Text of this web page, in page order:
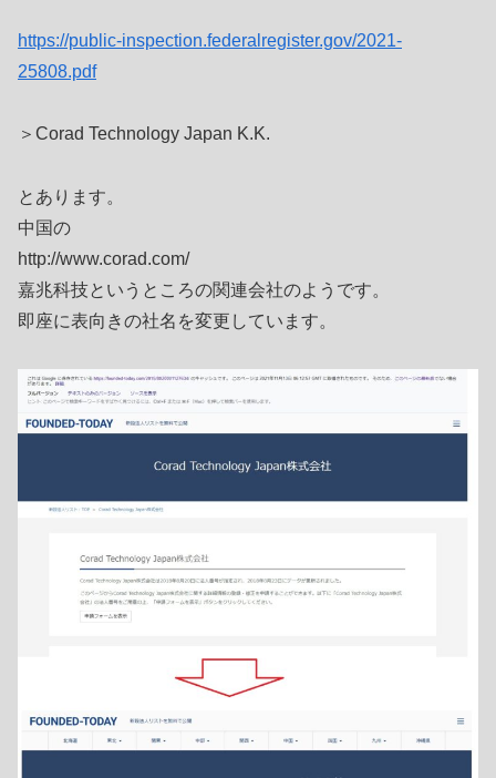
https://public-inspection.federalregister.gov/2021-
25808.pdf
＞Corad Technology Japan K.K.
とあります。
中国の
http://www.corad.com/
嘉兆科技というところの関連会社のようです。
即座に表向きの社名を変更しています。